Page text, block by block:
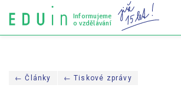
Informujeme
o vzdělávání
Všechny články
← Články ← Tiskové zprávy